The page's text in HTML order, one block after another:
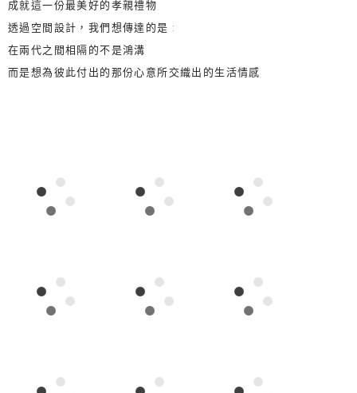
成就這一份最美好的孝親禮物
透過空間設計，我們想傳達的是 :
在兩代之間相隔的不是鴻溝
而是想為彼此付出的那份心意所交織出的生活情感